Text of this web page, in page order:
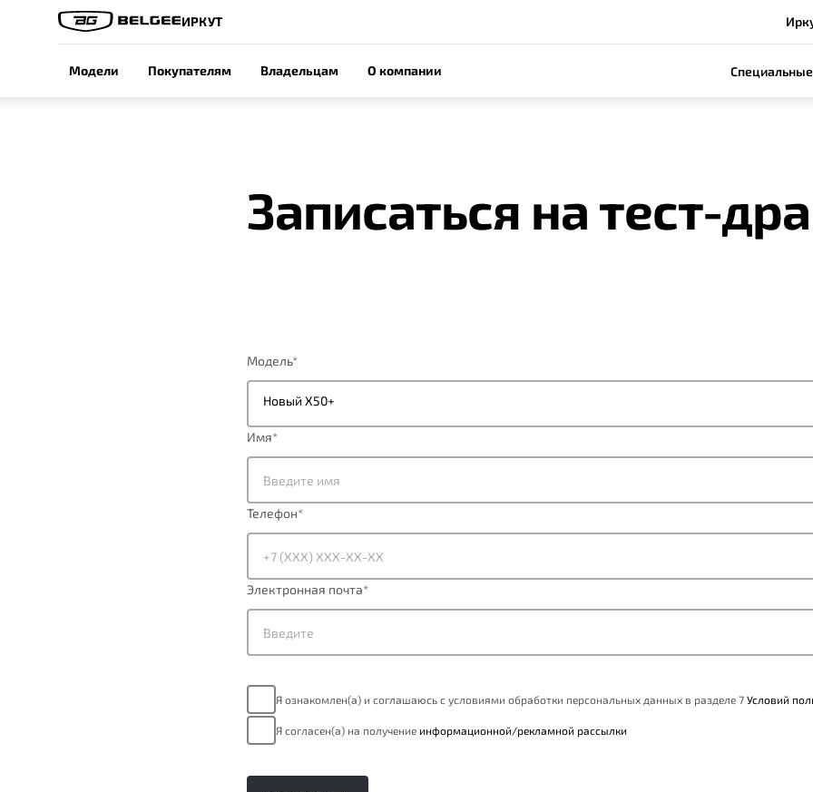
ИРКУТ
Модели Покупателям Владельцам О компании
Записаться на тест-
Модель*
Новый X50+
Имя*
Телефон*
Электронная почта*
Я ознакомлен(а) и соглашаюсь с условиями обработки персональных данных в разделе 7 Условий
Я согласен(а) на получение информационной/рекламной рассылки